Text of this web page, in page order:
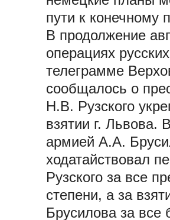
пути к конечному
В продолжение
операциях
телеграмме
сообщалось о
Н.В. Рузского
взятии г. Львова.
армией А.А.
ходатайствовал
Рузского за все
степени, а за
Брусилова за все